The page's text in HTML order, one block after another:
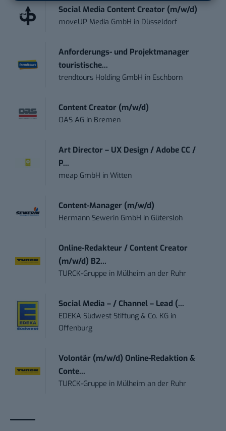
Social Media Content Creator (m/w/d)
moveUP Media GmbH in Düsseldorf
Anforderungs- und Projektmanager
touristische...
trendtours Holding GmbH in Eschborn
Content Creator (m/w/d)
OAS AG in Bremen
Art Director – UX Design / Adobe CC /
P...
meap GmbH inWitten
Content-Manager (m/w/d)
Hermann Sewerin GmbH in Gütersloh
Online-Redakteur / Content Creator
(m/w/d) B2...
TURCK-Gruppe in Mülheim an der Ruhr
Social Media – / Channel – Lead (...
EDEKA Südwest Stiftung & Co. KG in
Offenburg
Volontär (m/w/d) Online-Redaktion &
Conte...
TURCK-Gruppe in Mülheim an der Ruhr